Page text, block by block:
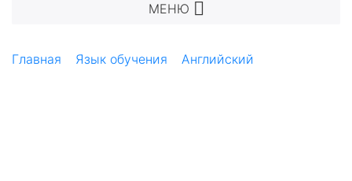
МЕНЮ
Главная Язык обучения
Английский